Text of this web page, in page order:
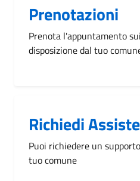
Prenotazioni
Prenota l'appuntamento
disposizione dal tuo
Richiedi
Puoi richiedere un
tuo comune